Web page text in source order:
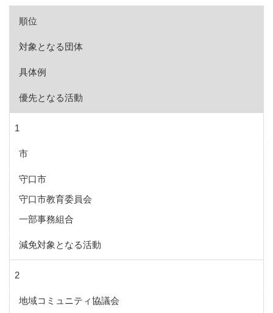
順位
対象となる団体
具体例
優先となる活動
1
市
守口市
守口市教育委員会
一部事務組合
減免対象となる活動
2
地域コミュニティ協議会